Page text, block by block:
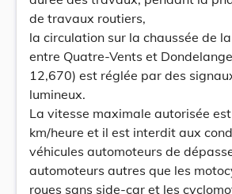
de travaux routiers,
la circulation sur la chaussée de
entre Quatre-Vents et
12,670) est réglée par des
lumineux.
La vitesse maximale autorisée
km/heure et il est interdit aux
véhicules automoteurs de
automoteurs autres que les
roues sans side-car et les